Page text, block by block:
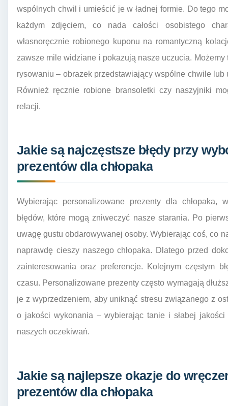
wspólnych chwil i umieścić je w ładnej formie. Do tego
każdym zdjęciem, co nada całości osobistego
własnoręcznie robionego kuponu na romantyczną
zawsze mile widziane i pokazują nasze uczucia.
rysowaniu – obrazek przedstawiający wspólne chwile
Również ręcznie robione bransoletki czy naszyjniki
relacji.
Jakie są najczęstsze błędy przy
prezentów dla chłopaka
Wybierając personalizowane prezenty dla chłopaka,
błędów, które mogą zniweczyć nasze starania. Po
uwagę gustu obdarowywanej osoby. Wybierając coś, co
naprawdę cieszy naszego chłopaka. Dlatego przed
zainteresowania oraz preferencje. Kolejnym częstym
czasu. Personalizowane prezenty często wymagają
je z wyprzedzeniem, aby uniknąć stresu związanego z
o jakości wykonania – wybierając tanie i słabej jakości
naszych oczekiwań.
Jakie są najlepsze okazje do
prezentów dla chłopaka